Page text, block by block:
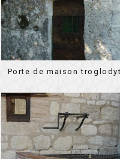
Porte de maison